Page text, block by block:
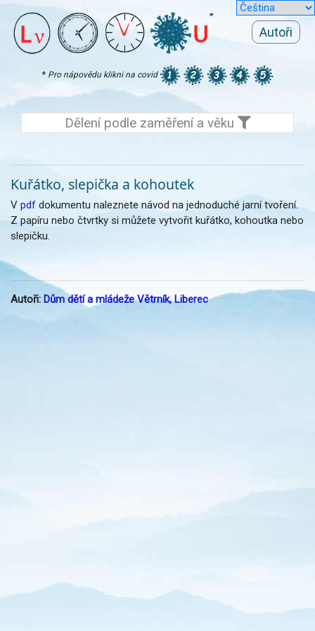
Autoři
* Pro nápovědu klikni na covid
Dělení podle zaměření a věku
Kuřátko, slepička a kohoutek
V pdf dokumentu naleznete návod na jednoduché jarní tvoření.
Z papíru nebo čtvrtky si můžete vytvořit kuřátko, kohoutka nebo
slepičku.
Autoři: Dům dětí a mládeže Větrník, Liberec